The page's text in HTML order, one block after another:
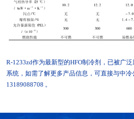
R-1233zd作为最新型的HFO制冷剂，已被广
系统，如需了解更多产品信息，可直接与中
13189088708 。